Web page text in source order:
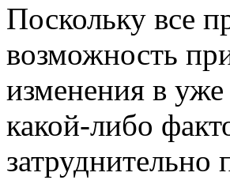
Поскольку все
возможность
изменения в
какой-либо